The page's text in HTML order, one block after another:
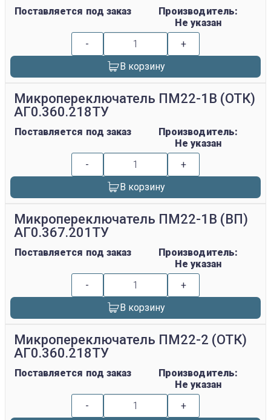
Поставляется под заказ
Производитель:
Не указан
-
+
В корзину
Микропереключатель ПМ22-1В (ОТК)
АГ0.360.218ТУ
Поставляется под заказ
Производитель:
Не указан
-
+
В корзину
Микропереключатель ПМ22-1В (ВП)
АГ0.367.201ТУ
Поставляется под заказ
Производитель:
Не указан
-
+
В корзину
Микропереключатель ПМ22-2 (ОТК)
АГ0.360.218ТУ
Поставляется под заказ
Производитель:
Не указан
-
+